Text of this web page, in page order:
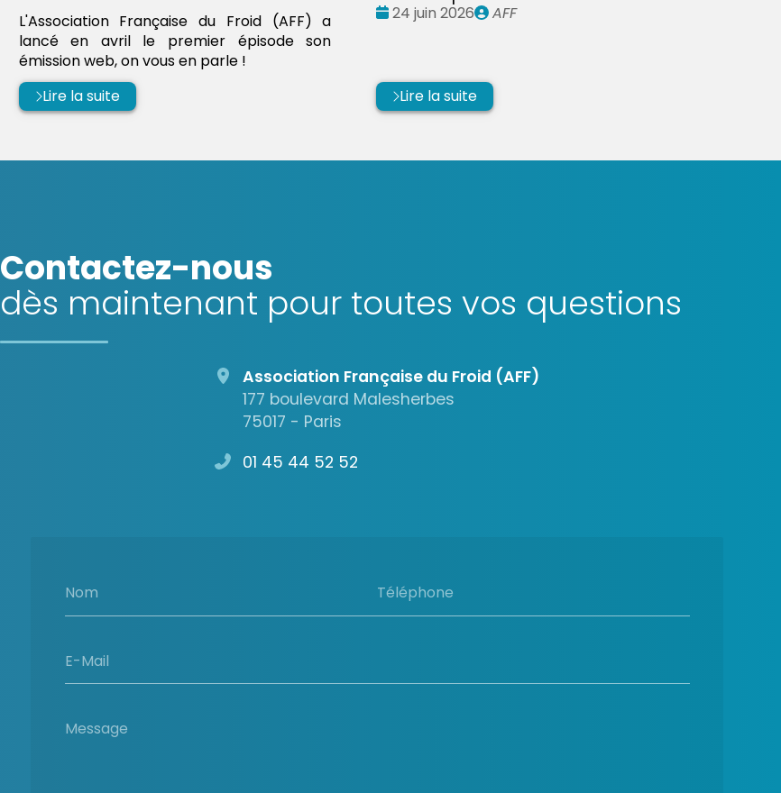
L'Association Française du Froid (AFF) a
lancé en avril le premier épisode son
émission web, on vous en parle !
Lire la suite
Date
24 juin 2026
Publié
AFF
Lire la suite
Contactez-nous
dès maintenant pour toutes vos questions
Nom Téléphone
E-Mail
Message
Association Française du Froid (AFF)
177 boulevard Malesherbes
75017 - Paris
01 45 44 52 52